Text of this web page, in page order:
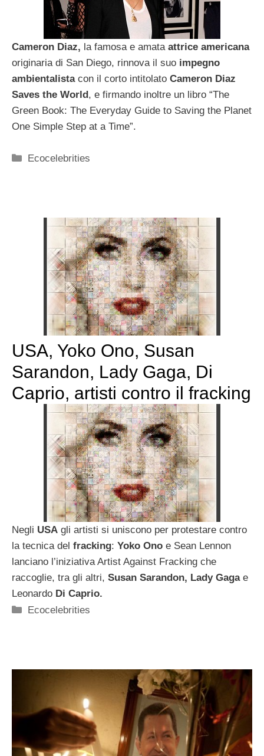
Cameron Diaz, la famosa e amataattrice americana
originaria di San Diego, rinnova il suo impegno
ambientalistacon il corto intitolato Cameron Diaz
Saves the World , e firmando inoltre un libro “The
Green Book: The Everyday Guide to Saving the Planet
One Simple Step at a Time”.
Categorie
Ecocelebrities
USA, Yoko Ono, Susan
Sarandon, Lady Gaga, Di
Caprio, artisti contro il fracking
Negli USA gli artisti si uniscono per protestare contro
la tecnica del fracking: Yoko Ono e Sean Lennon
lanciano l’iniziativa Artist Against Fracking che
raccoglie, tra gli altri, Susan Sarandon, Lady Gagae
Leonardo Di Caprio.
Categorie
Ecocelebrities